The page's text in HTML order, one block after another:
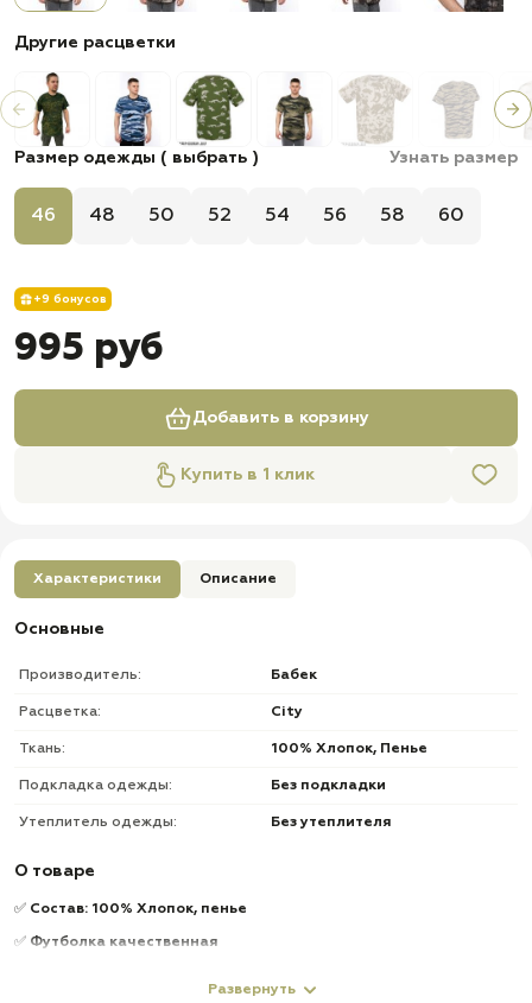
Другие расцветки
Размер одежды ( выбрать ) Узнать размер
46 48 50 52 54 56 58 60
+9 бонусов
995 руб
Добавить в корзину
Купить в 1 клик
Характеристики Описание
Основные
Производитель: Бабек
Расцветка: City
Ткань: 100% Хлопок, Пенье
Подкладка одежды: Без подкладки
Утеплитель одежды: Без утеплителя
О товаре
✅ Состав: 100% Хлопок, пенье
✅ Футболка качественная
Развернуть